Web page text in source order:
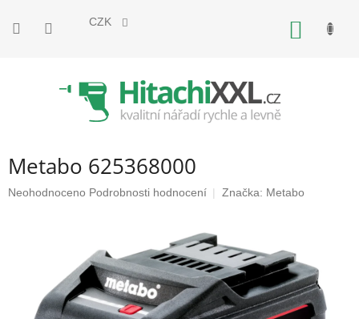
obsah
CZK
Metabo 625368000
Průměrné
hvězdiček.
Neohodnoceno Podrobnosti hodnocení Značka: Metabo